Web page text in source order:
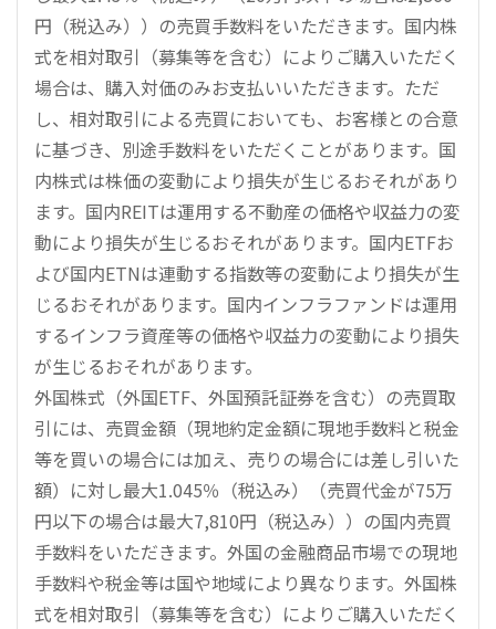
円（税込み））の売買手数料をいただきます。国内株
式を相対取引（募集等を含む）によりご購入いただく
場合は、購入対価のみお支払いいただきます。ただ
し、相対取引による売買においても、お客様との合意
に基づき、別途手数料をいただくことがあります。国
内株式は株価の変動により損失が生じるおそれがあり
ます。国内REITは運用する不動産の価格や収益力の変
動により損失が生じるおそれがあります。国内ETFお
よび国内ETNは連動する指数等の変動により損失が生
じるおそれがあります。国内インフラファンドは運用
するインフラ資産等の価格や収益力の変動により損失
が生じるおそれがあります。
外国株式（外国ETF、外国預託証券を含む）の売買取
引には、売買金額（現地約定金額に現地手数料と税金
等を買いの場合には加え、売りの場合には差し引いた
額）に対し最大1.045％（税込み）（売買代金が75万
円以下の場合は最大7,810円（税込み））の国内売買
手数料をいただきます。外国の金融商品市場での現地
手数料や税金等は国や地域により異なります。外国株
式を相対取引（募集等を含む）によりご購入いただく